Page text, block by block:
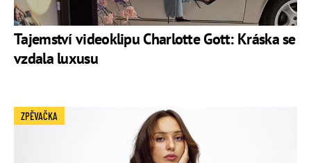
vztah ale časem vyšuměl
Ivana Gottová
– jediná žena, které se podařilo Karla
Gotta dostat do chomoutu. Vzali se v roce 2008 v Las
Vegas. Porodila mu dcery
Tajemství videoklipu Charlotte Gott: Kráska se
vzdala luxusu
ZPĚVAČKA